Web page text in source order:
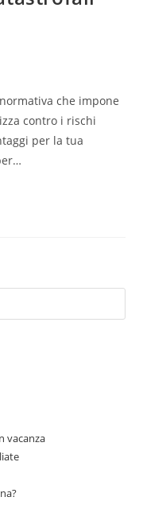
che impone
contro i rischi
per la tua
vacanza